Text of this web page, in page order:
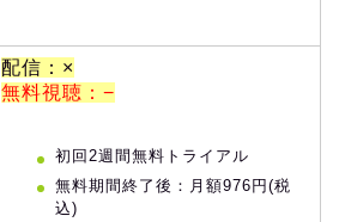
配信：×
無料視聴：−
初回2週間無料トライアル
無料期間終了後：月額976円(税
込)